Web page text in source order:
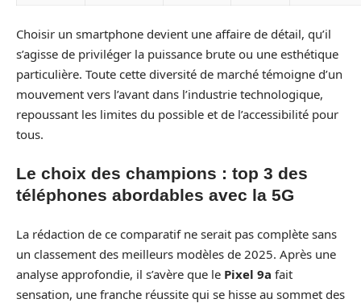
Choisir un smartphone devient une affaire de détail, qu’il
s’agisse de priviléger la puissance brute ou une esthétique
particulière. Toute cette diversité de marché témoigne d’un
mouvement vers l’avant dans l’industrie technologique,
repoussant les limites du possible et de l’accessibilité pour
tous.
Le choix des champions : top 3 des
téléphones abordables avec la 5G
La rédaction de ce comparatif ne serait pas complète sans
un classement des meilleurs modèles de 2025. Après une
analyse approfondie, il s’avère que le Pixel 9a fait
sensation, une franche réussite qui se hisse au sommet des